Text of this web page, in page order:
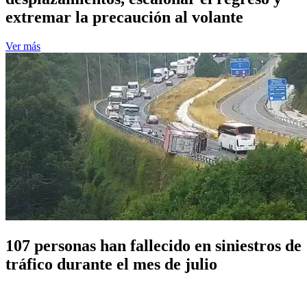
extremar la precaución al volante
Ver más
107 personas han fallecido en siniestros de
tráfico durante el mes de julio